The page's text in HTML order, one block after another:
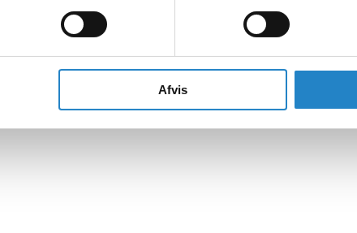
Afvis